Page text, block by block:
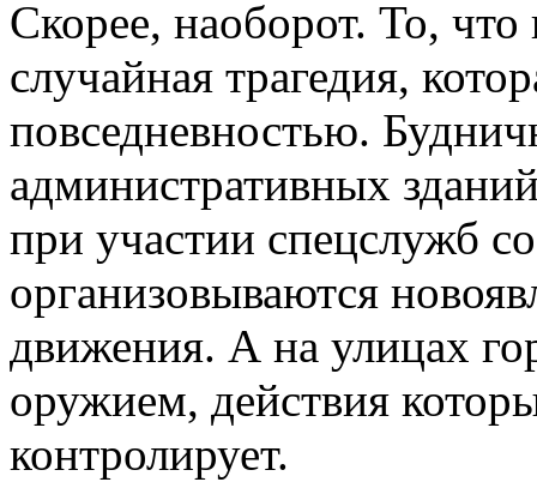
Скорее, наоборот. То,
случайная трагедия,
повседневностью.
административных
при участии спецслужб
организовываются
движения. А на улицах
оружием, действия
контролирует.